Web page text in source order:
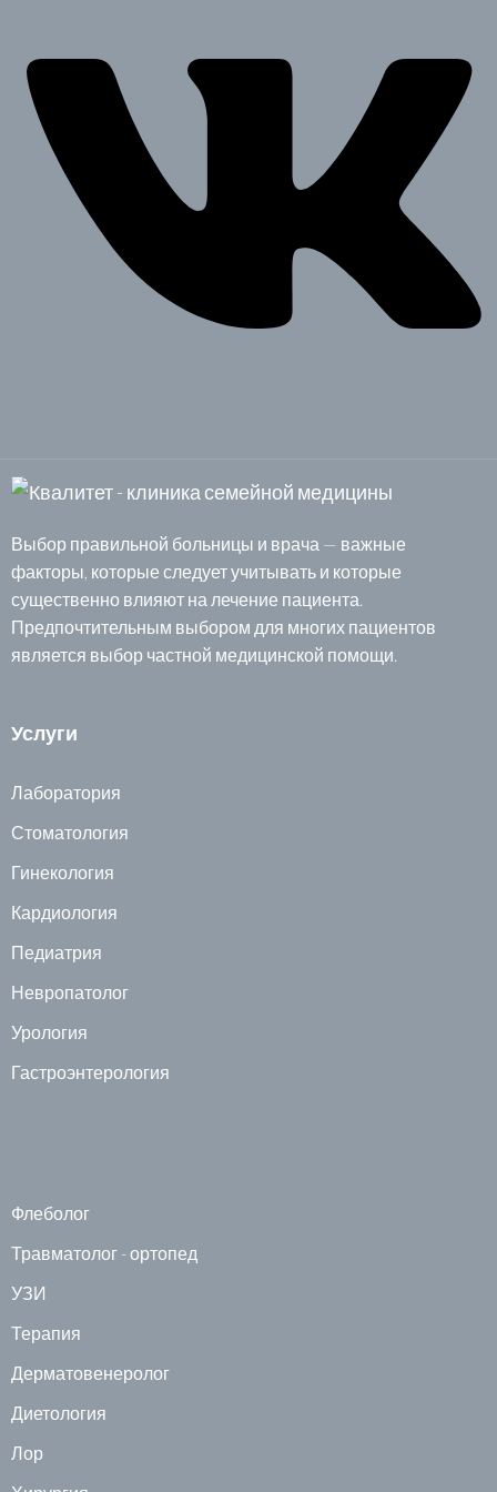
Выбор правильной больницы и врача — важные
факторы, которые следует учитывать и которые
существенно влияют на лечение пациента.
Предпочтительным выбором для многих пациентов
является выбор частной медицинской помощи.
Услуги
Лаборатория
Стоматология
Гинекология
Кардиология
Педиатрия
Невропатолог
Урология
Гастроэнтерология
Флеболог
Травматолог - ортопед
УЗИ
Терапия
Дерматовенеролог
Диетология
Лор